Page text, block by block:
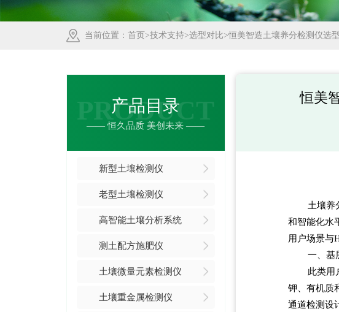
当前位置： 首页 >技术支持>选型对比>恒美智造土壤养分检测仪选
产品目录
PRODUCT
—— 恒久品质 美创未来 ——
新型土壤检测仪
老型土壤检测仪
高智能土壤分析系统
测土配方施肥仪
土壤微量元素检测仪
土壤重金属检测仪
恒美
土壤养
和智能化水
用户场景与
一、基
此类用
钾、有机质
通道检测设